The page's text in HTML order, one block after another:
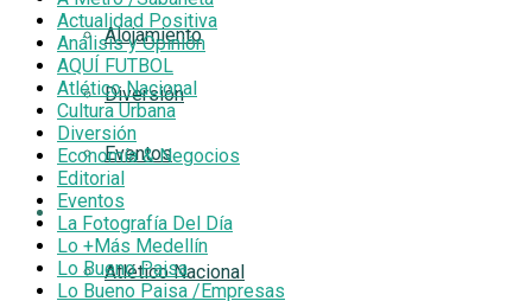
Alojamiento
Diversión
Eventos
AQUÍ FUTBOL
Atlético Nacional
Actualidad Positiva
Análisis y Opinión
AQUÍ FUTBOL
Atlético Nacional
Cultura Urbana
Diversión
Economía & Negocios
Editorial
Eventos
La Fotografía Del Día
Lo +Más Medellín
Lo Bueno Paisa
Lo Bueno Paisa /Empresas